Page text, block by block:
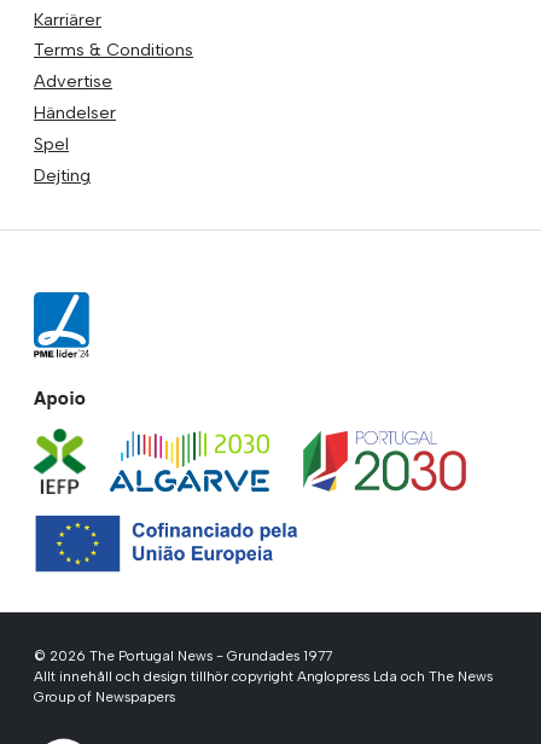
Karriärer
Terms & Conditions
Advertise
Händelser
Spel
Dejting
Apoio
© 2026 The Portugal News - Grundades 1977
Allt innehåll och design tillhör copyright Anglopress Lda och The News
Group of Newspapers